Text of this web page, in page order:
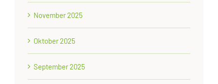
November 2025
Oktober 2025
September 2025